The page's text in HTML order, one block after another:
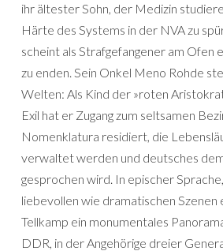
ihr ältester Sohn, der Medizin
Härte des Systems in der NVA zu
scheint als Strafgefangener am Ofen
zu enden. Sein Onkel Meno Rohde
Welten: Als Kind der »roten
Exil hat er Zugang zum seltsamen
Nomenklatura residiert, die
verwaltet werden und deutsches
gesprochen wird. In epischer
liebevollen wie dramatischen
Tellkamp ein monumentales
DDR, in der Angehörige dreier